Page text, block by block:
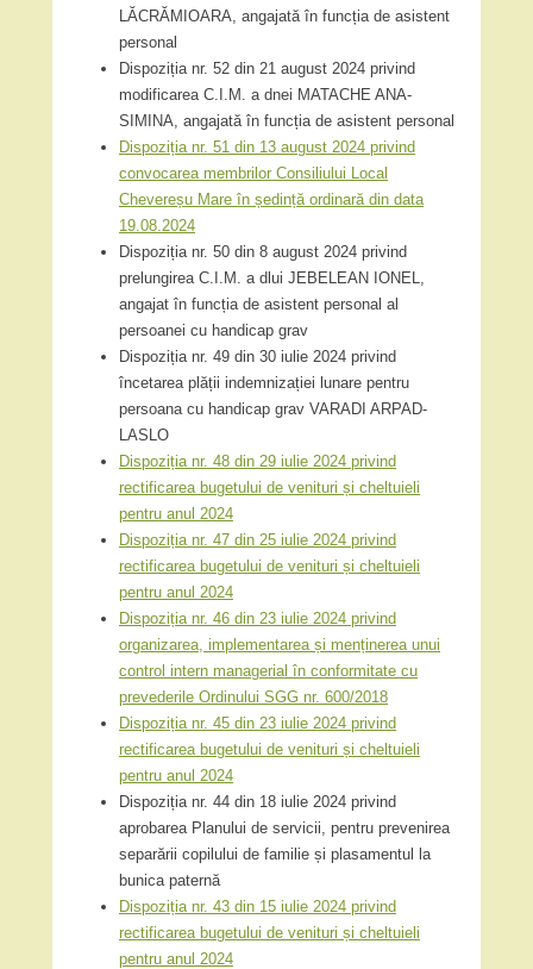
LĂCRĂMIOARA, angajată în funcția de asistent
personal
Dispoziția nr. 52 din 21 august 2024 privind
modificarea C.I.M. a dnei MATACHE ANA-
SIMINA, angajată în funcția de asistent personal
Dispoziția nr. 51 din 13 august 2024 privind
convocarea membrilor Consiliului Local
Chevereșu Mare în ședință ordinară din data
19.08.2024
Dispoziția nr. 50 din 8 august 2024 privind
prelungirea C.I.M. a dlui JEBELEAN IONEL,
angajat în funcția de asistent personal al
persoanei cu handicap grav
Dispoziția nr. 49 din 30 iulie 2024 privind
încetarea plății indemnizației lunare pentru
persoana cu handicap grav VARADI ARPAD-
LASLO
Dispoziția nr. 48 din 29 iulie 2024 privind
rectificarea bugetului de venituri și cheltuieli
pentru anul 2024
Dispoziția nr. 47 din 25 iulie 2024 privind
rectificarea bugetului de venituri și cheltuieli
pentru anul 2024
Dispoziția nr. 46 din 23 iulie 2024 privind
organizarea, implementarea și menținerea unui
control intern managerial în conformitate cu
prevederile Ordinului SGG nr. 600/2018
Dispoziția nr. 45 din 23 iulie 2024 privind
rectificarea bugetului de venituri și cheltuieli
pentru anul 2024
Dispoziția nr. 44 din 18 iulie 2024 privind
aprobarea Planului de servicii, pentru prevenirea
separării copilului de familie și plasamentul la
bunica paternă
Dispoziția nr. 43 din 15 iulie 2024 privind
rectificarea bugetului de venituri și cheltuieli
pentru anul 2024